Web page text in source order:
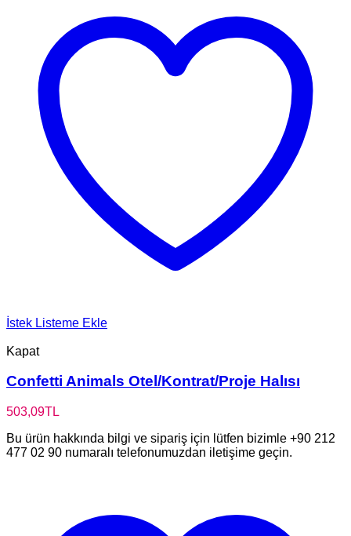
İstek Listeme Ekle
Kapat
Confetti Animals Otel/Kontrat/Proje Halısı
503,09TL
Bu ürün hakkında bilgi ve sipariş için lütfen bizimle +90 212
477 02 90 numaralı telefonumuzdan iletişime geçin.